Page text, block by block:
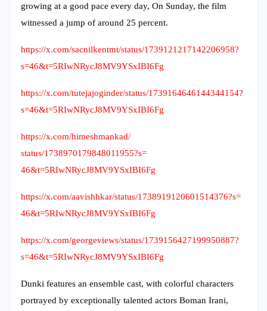
growing at a good pace every day, On Sunday, the film
witnessed a jump of around 25 percent.
https://x.com/sacnilkentmt/status/1739121217142206958?
s=46&t=5RIwNRycJ8MV9YSxIBI6Fg
https://x.com/tutejajoginder/status/1739164646144344154?
s=46&t=5RIwNRycJ8MV9YSxIBI6Fg
https://x.com/himeshmankad/
status/1738970179848011955?s=
46&t=5RIwNRycJ8MV9YSxIBI6Fg
https://x.com/aavishhkar/status/1738919120601514376?s=
46&t=5RIwNRycJ8MV9YSxIBI6Fg
https://x.com/georgeviews/status/1739156427199950887?
s=46&t=5RIwNRycJ8MV9YSxIBI6Fg
Dunki features an ensemble cast, with colorful characters
portrayed by exceptionally talented actors Boman Irani,